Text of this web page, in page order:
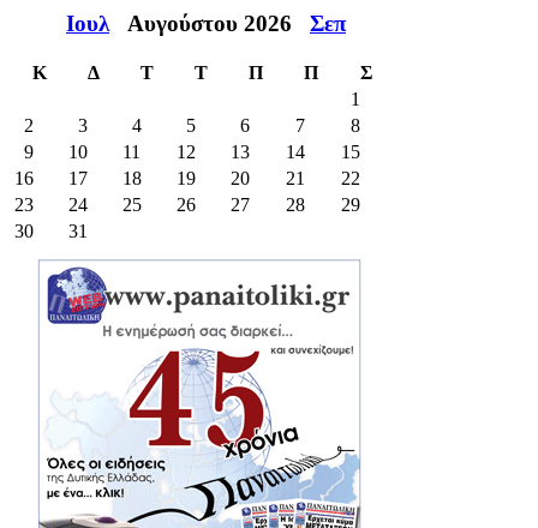
Ιουλ Αυγούστου 2026 Σεπ
Κ Δ Τ Τ Π Π
Σ
1
2
3 4 5 6 7
8
9
10 11 12 13 14
15
16
17 18 19 20 21
22
23
24 25 26 27 28
29
30
31